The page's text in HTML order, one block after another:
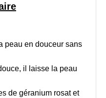
peau en douceur sans
il laisse la peau
de géranium rosat et